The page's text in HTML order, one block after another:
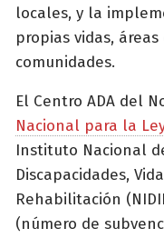
locales, y la
propias vidas,
comunidades.
El Centro ADA del
Nacional para la
Instituto Nacional
Discapacidades,
Rehabilitación
(número de